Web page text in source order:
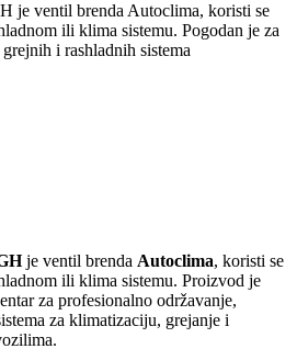
je ventil brenda Autoclima, koristi se
ili klima sistemu. Pogodan je za
i rashladnih sistema
je ventil brenda Autoclima, koristi se
ili klima sistemu. Proizvod je
za profesionalno održavanje,
za klimatizaciju, grejanje i